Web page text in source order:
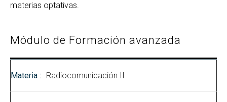
materias optativas.
Módulo de Formación avanzada
Radiocomunicación II